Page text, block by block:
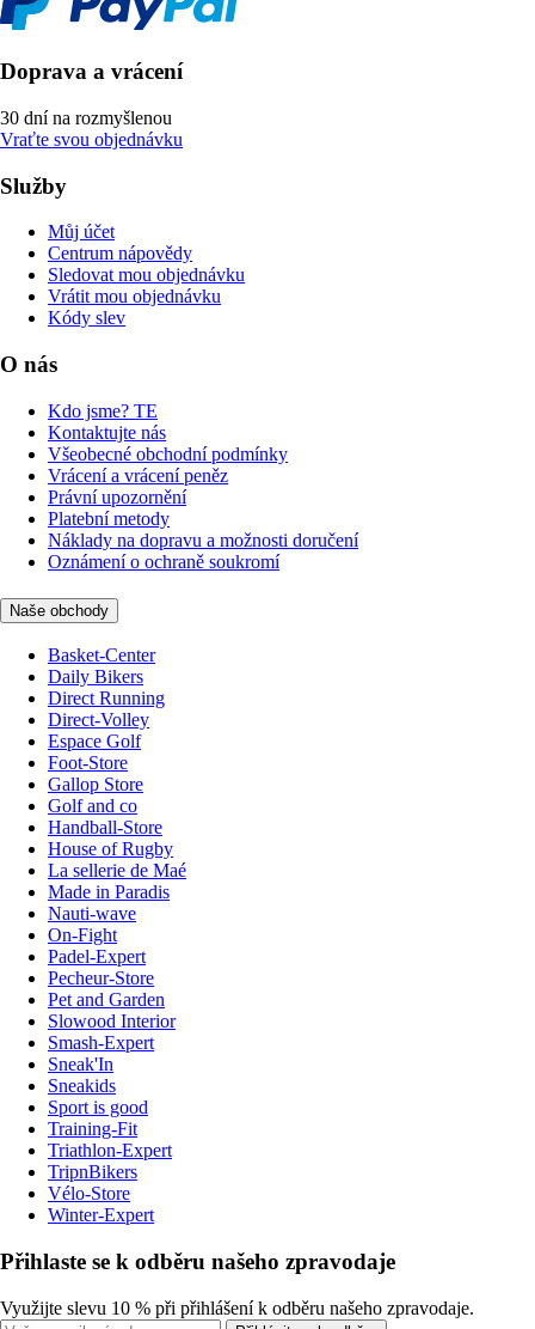
Doprava a vrácení
30 dní na rozmyšlenou
Vraťte svou objednávku
Služby
Můj účet
Centrum nápovědy
Sledovat mou objednávku
Vrátit mou objednávku
Kódy slev
O nás
Kdo jsme? TE
Kontaktujte nás
Všeobecné obchodní podmínky
Vrácení a vrácení peněz
Právní upozornění
Platební metody
Náklady na dopravu a možnosti doručení
Oznámení o ochraně soukromí
Naše obchody
Basket-Center
Daily Bikers
Direct Running
Direct-Volley
Espace Golf
Foot-Store
Gallop Store
Golf and co
Handball-Store
House of Rugby
La sellerie de Maé
Made in Paradis
Nauti-wave
On-Fight
Padel-Expert
Pecheur-Store
Pet and Garden
Slowood Interior
Smash-Expert
Sneak'In
Sneakids
Sport is good
Training-Fit
Triathlon-Expert
TripnBikers
Vélo-Store
Winter-Expert
Přihlaste se k odběru našeho zpravodaje
Využijte slevu 10 % při přihlášení k odběru našeho zpravodaje.